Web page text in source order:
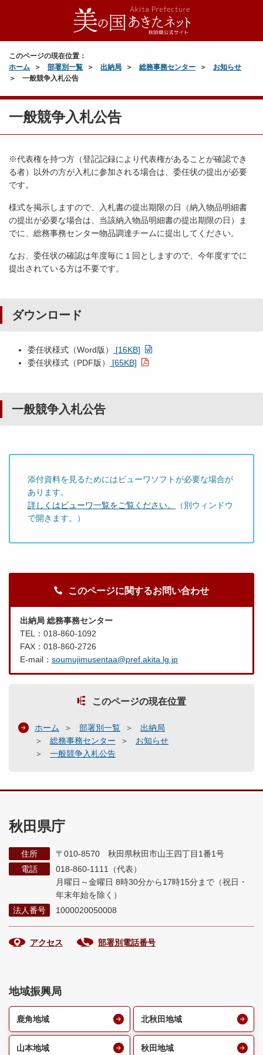
このページの現在位置：
ホーム
部署別一覧 出納局 総務事務センター
お知らせ
一般競争入札公告
一般競争入札公告
※代表権を持つ方（登記記録により代表権があることが確認でき
る者）以外の方が入札に参加される場合は、委任状の提出が必要
です。
様式を掲示しますので、入札書の提出期限の日（納入物品明細書
の提出が必要な場合は、当該納入物品明細書の提出期限の日）ま
でに、総務事務センター物品調達チームに提出してください。
なお、委任状の確認は年度毎に１回としますので、今年度すでに
提出されている方は不要です。
ダウンロード
委任状様式（Word版）
[16KB]
委任状様式（PDF版）
[65KB]
一般競争入札公告
添付資料を見るためにはビューワソフトが必要な場合が
あります。
詳しくはビューワ一覧をご覧ください。
（別ウィンドウ
で開きます。）
このページに関するお問い合わせ
出納局 総務事務センター
TEL：018-860-1092
FAX：018-860-2726
E-mail： soumujimusentaa@pref.akita.lg.jp
このページの現在位置
ホーム 部署別一覧
出納局
総務事務センター
お知らせ
一般競争入札公告
秋田県庁
住所
〒010-8570 秋田県秋田市山王四丁目1番1号
電話
018-860-1111（代表）
月曜日～金曜日 8時30分から17時15分まで （祝日・
年末年始を除く）
法人番号
1000020050008
アクセス 部署別電話番号
地域振興局
鹿角地域 北秋田地域
山本地域 秋田地域